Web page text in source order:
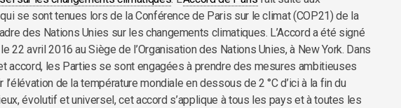
se sont tenues lors de la Conférence de Paris sur le climat (COP21) de la
des Nations Unies sur les changements climatiques. L’Accord a été signé
22 avril 2016 au Siège de l’Organisation des Nations Unies, à New York. Dans
accord, les Parties se sont engagées à prendre des mesures ambitieuses
l’élévation de la température mondiale en dessous de 2 °C d’ici à la fin du
évolutif et universel, cet accord s’applique à tous les pays et à toutes les